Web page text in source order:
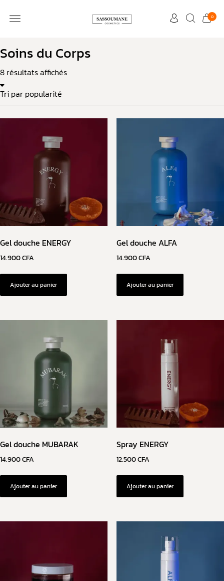
0
Soins du Corps
8 résultats affichés
Gel douche ENERGY
14.900CFA
Ajouter au panier
Gel douche ALFA
14.900CFA
Ajouter au panier
Gel douche MUBARAK
14.900CFA
Ajouter au panier
Spray ENERGY
12.500CFA
Ajouter au panier